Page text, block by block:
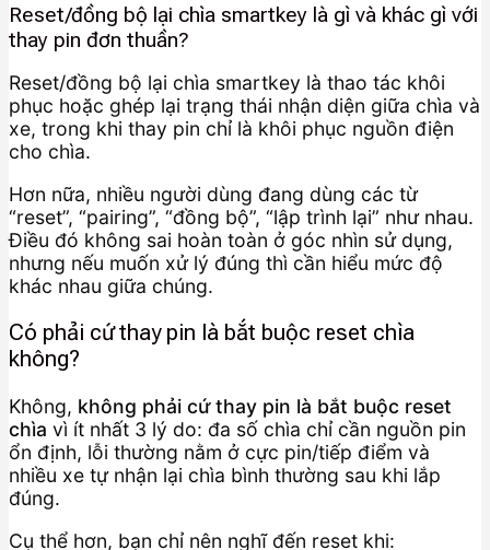
Reset/đồng bộ lại chìa smartkey là gì và khác gì với
thay pin đơn thuần?
Reset/đồng bộ lại chìa smartkey là thao tác khôi
phục hoặc ghép lại trạng thái nhận diện giữa chìa và
xe, trong khi thay pin chỉ là khôi phục nguồn điện
cho chìa.
Hơn nữa, nhiều người dùng đang dùng các từ
“reset”, “pairing”, “đồng bộ”, “lập trình lại” như nhau.
Điều đó không sai hoàn toàn ở góc nhìn sử dụng,
nhưng nếu muốn xử lý đúng thì cần hiểu mức độ
khác nhau giữa chúng.
Có phải cứ thay pin là bắt buộc reset chìa
không?
Không, không phải cứ thay pin là bắt buộc reset
chìa vì ít nhất 3 lý do: đa số chìa chỉ cần nguồn pin
ổn định, lỗi thường nằm ở cực pin/tiếp điểm và
nhiều xe tự nhận lại chìa bình thường sau khi lắp
đúng.
Cụ thể hơn, bạn chỉ nên nghĩ đến reset khi: